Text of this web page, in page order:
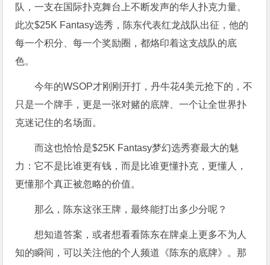
队，一支在国际扑克舞台上不断发声的华人扑克力量。
此次$25K Fantasy选秀，陈东代表红龙战队出征，他的
每一个积分、每一个奖励圈，都烙印着这支战队的底
色。
今年的WSOP才刚刚开打，丹牛花4美元抢下的，不
只是一个牌手，更是一张对赌的底牌、一个让全世界扑
克迷记住的名场面。
而这也恰恰是$25K Fantasy梦幻选秀赛最大的魅
力：它不是比谁更有钱，而是比谁更懂扑克，更懂人，
更懂那个真正被忽略的价值。
那么，陈东这张王牌，最终能打出多少分呢？
想知道答案，或者想看看陈东在牌桌上更多不为人
知的瞬间，可以关注他的个人频道《陈东的底牌》。那